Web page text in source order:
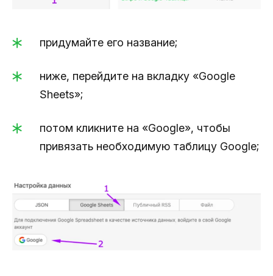
придумайте его название;
ниже, перейдите на вкладку «Google
Sheets»;
потом кликните на «Google», чтобы
привязать необходимую таблицу Google;